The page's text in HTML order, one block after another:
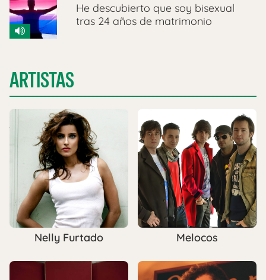
He descubierto que soy bisexual
tras 24 años de matrimonio
ARTISTAS
Nelly Furtado Melocos